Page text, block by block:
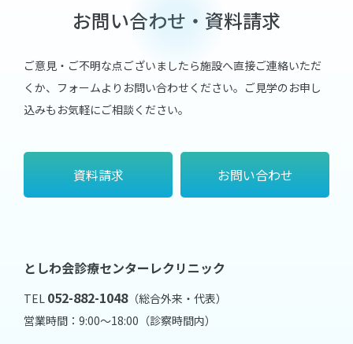
お問い合わせ・資料請求
ご意見・ご不明な点ございましたら施設へ直接ご連絡いただ
くか、フォームよりお問い合わせください。 ご見学のお申し
込みもお気軽にご相談ください。
資料請求 お問い合わせ
としわ会診療センターレクリニック
TEL 052-882-1048（総合外来・代表）
営業時間：9:00～18:00（診察時間内）